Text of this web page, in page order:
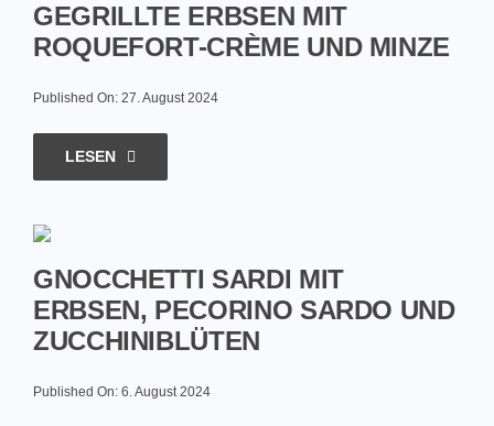
GEGRILLTE ERBSEN MIT
ROQUEFORT-CRÈME UND MINZE
Published On: 27. August 2024
LESEN
GNOCCHETTI SARDI MIT
ERBSEN, PECORINO SARDO UND
ZUCCHINIBLÜTEN
Published On: 6. August 2024